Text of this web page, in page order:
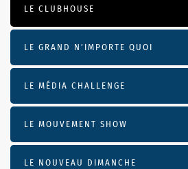
LE CLUBHOUSE
LE GRAND N’IMPORTE QUOI
LE MÉDIA CHALLENGE
LE MOUVEMENT SHOW
LE NOUVEAU DIMANCHE